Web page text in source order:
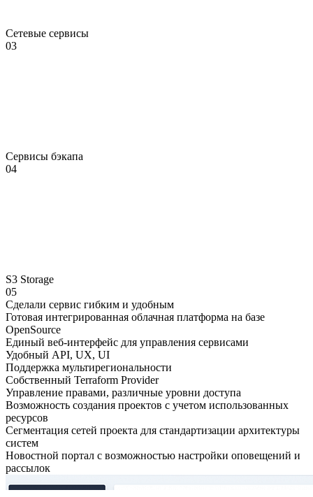
Сетевые сервисы
03
Сервисы бэкапа
04
S3 Storage
05
Сделали сервис гибким и удобным
Готовая интегрированная облачная платформа на базе
OpenSource
Единый веб-интерфейс для управления сервисами
Удобный API, UX, UI
Поддержка мультирегиональности
Собственный Terraform Provider
Управление правами, различные уровни доступа
Возможность создания проектов с учетом использованных
ресурсов
Сегментация сетей проекта для стандартизации архитектуры
систем
Новостной портал с возможностью настройки оповещений и
рассылок